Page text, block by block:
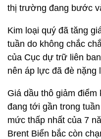
thị trường đang bước
Kim loại quý đã tăng
tuần do không chắc
của Cục dự trữ liên
nên áp lực đã đè nặng
Giá dầu thô giảm điểm
đang tới gần trong
mức thấp nhất của 7
Brent Biển bắc còn